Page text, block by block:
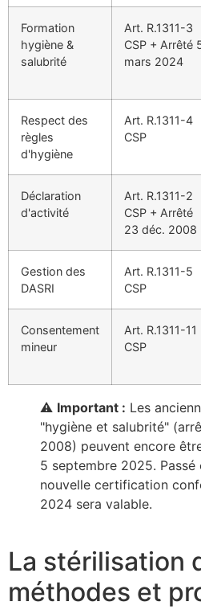
Formation
hygiène &
salubrité
Art. R.1311-3
CSP + Arrêté
mars 2024
Respect des
règles
d'hygiène
Art. R.1311-4
CSP
Déclaration
d'activité
Art. R.1311-2
CSP + Arrêté
23 déc. 2008
Gestion des
DASRI
Art. R.1311-5
CSP
Consentement
mineur
Art. R.1311-11
CSP
⚠️ Important : Les
"hygiène et salubrité"
2008) peuvent encore
5 septembre 2025.
nouvelle certification
2024 sera valable.
La stérilisation
méthodes et